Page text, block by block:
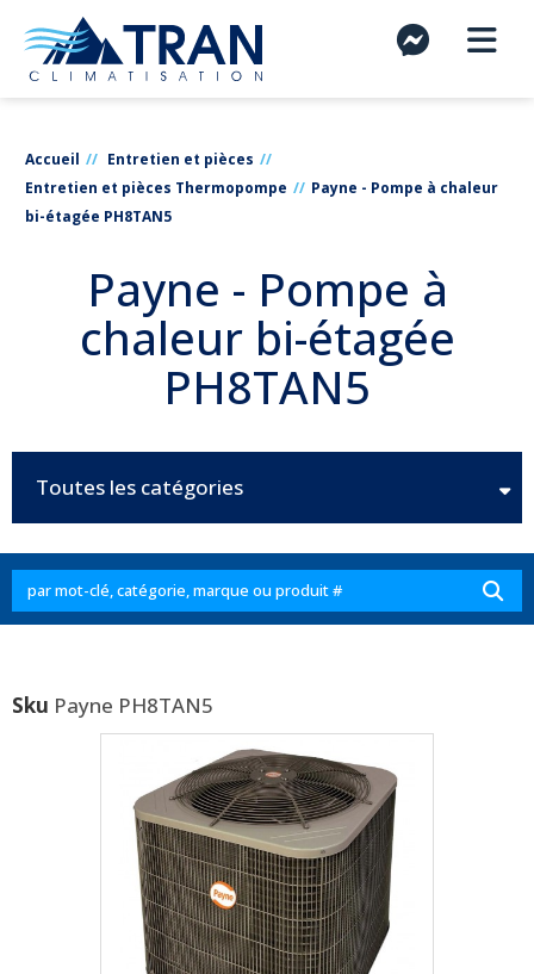
Accueil
Entretien et pièces
Entretien et pièces Thermopompe
Payne - Pompe à chaleur
bi-étagée PH8TAN5
Payne - Pompe à
chaleur bi-étagée
PH8TAN5
Toutes les catégories
Sku Payne PH8TAN5